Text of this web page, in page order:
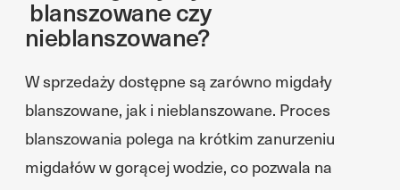
blanszowane czy
nieblanszowane?
W sprzedaży dostępne są zarówno migdały
blanszowane, jak i nieblanszowane. Proces
blanszowania polega na krótkim zanurzeniu
migdałów w gorącej wodzie, co pozwala na